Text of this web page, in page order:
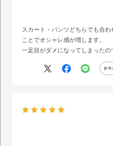
スカート・パンツどちらでも合
ことでオシャレ感が増します。
一足目がダメになってしまったの
参考